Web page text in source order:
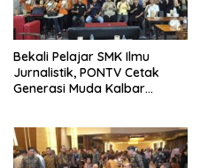
Bekali Pelajar SMK Ilmu
Jurnalistik, PONTV Cetak
Generasi Muda Kalbar